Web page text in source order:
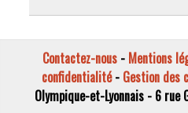
Contactez-nous - Mentions
confidentialité- Gestion des
Olympique-et-Lyonnais - 6 rue